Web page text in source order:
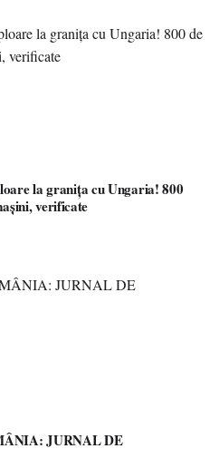
la granița cu Ungaria! 800
verificate
JURNAL DE